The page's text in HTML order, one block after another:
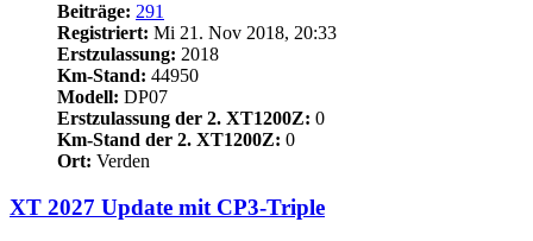
Beiträge: 291
Registriert: Mi 21. Nov 2018, 20:33
Erstzulassung: 2018
Km-Stand: 44950
Modell: DP07
Erstzulassung der 2. XT1200Z: 0
Km-Stand der 2. XT1200Z: 0
Ort: Verden
XT 2027 Update mit CP3-Triple